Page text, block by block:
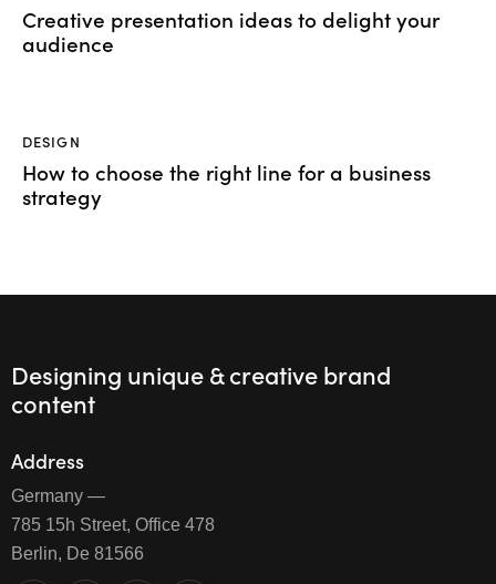
Creative presentation ideas to delight your
audience
DESIGN
How to choose the right line for a business
strategy
Designing unique & creative brand
content
Address
Germany —
785 15h Street, Office 478
Berlin, De 81566